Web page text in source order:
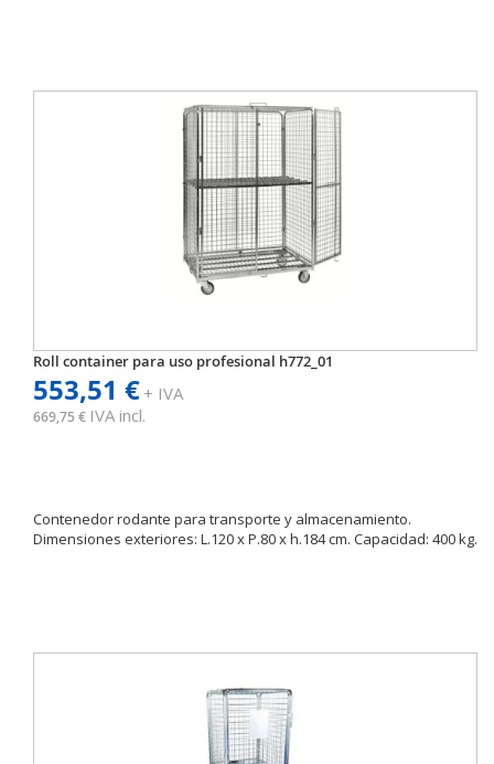
Roll container para uso profesional h772_01
553,51 €+ IVA
669,75 € IVA incl.
Contenedor rodante para transporte y almacenamiento.
Dimensiones exteriores: L.120 x P.80 x h.184 cm. Capacidad: 400 kg.